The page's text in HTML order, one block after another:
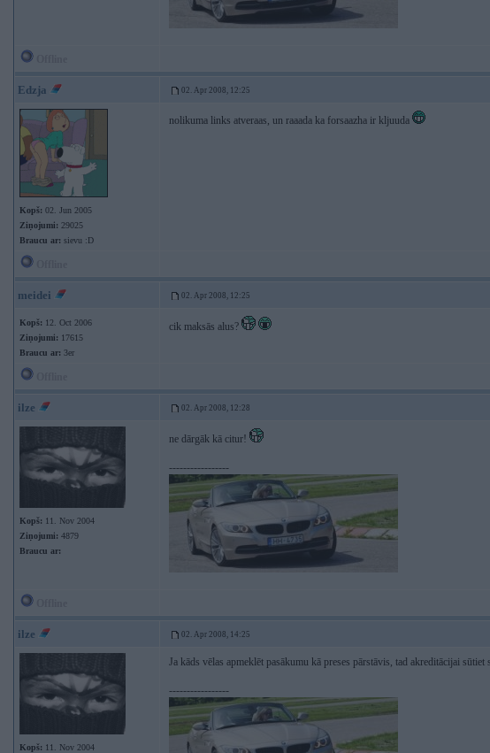
Edzja 02. Apr 2008, 12:25
Kopš: 02. Jun 2005
Ziņojumi: 29025
Braucu ar: sievu :D
nolikuma links atveraas, un raaada ka forsaazha ir kljuuda
meidei 02. Apr 2008, 12:25
Kopš: 12. Oct 2006
Ziņojumi: 17615
Braucu ar: 3er
cik maksās alus?
ilze 02. Apr 2008, 12:28
Kopš: 11. Nov 2004
Ziņojumi: 4879
Braucu ar:
ne dārgāk kā citur!
-----------------
ilze 02. Apr 2008, 14:25
Kopš: 11. Nov 2004
Ja kāds vēlas apmeklēt pasākumu kā preses pārstāvis, tad akreditācijai
-----------------